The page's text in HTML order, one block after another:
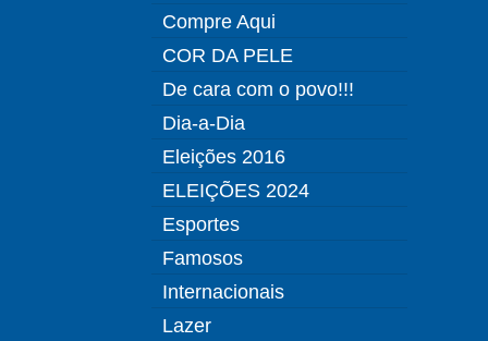
Compre Aqui
COR DA PELE
De cara com o povo!!!
Dia-a-Dia
Eleições 2016
ELEIÇÕES 2024
Esportes
Famosos
Internacionais
Lazer